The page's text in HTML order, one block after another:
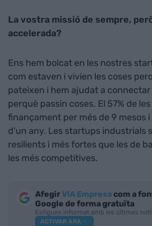
La vostra missió de sempre,
accelerada?
Ens hem bolcat en les nostres
com estaven i vivien les coses
pateixen i hem ajudat a
perquè passin coses. El 57% de
finançament per més de 9 mesos i
d'un any. Les startups industrials
resilients i més fortes que les de
les més competitives.
AfegirVIA Empresa com a
Google de forma gratuïta
Estigues informat amb les últimes
ACTIVAR ARA